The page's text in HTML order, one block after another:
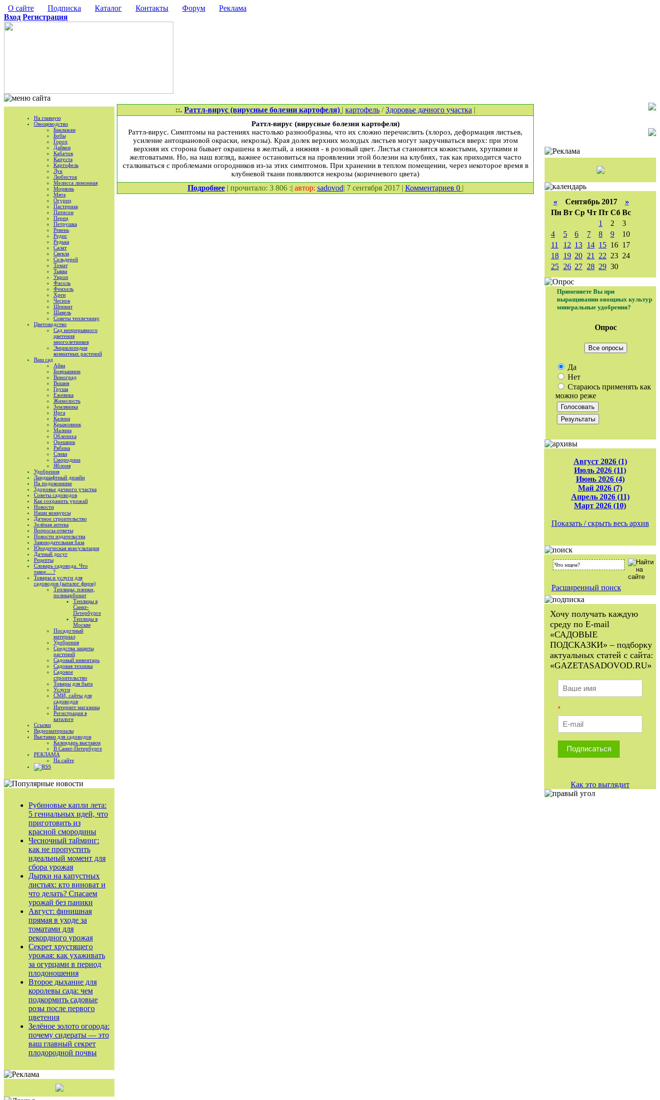
О сайте Подписка Каталог Контакты Форум
Реклама
Вход Регистрация
На главную
Овощеводство
Баклажан
Бобы
Горох
Дайкон
Кабачок
Капуста
Картофель
Лук
Любисток
Мелисса лимонная
Морковь
Мята
Огурец
Пастернак
Патисон
Перец
Петрушка
Ревень
Редис
Редька
Салат
Свекла
Сельдерей
Томат
Тыква
Укроп
Фасоль
Фенхель
Хрен
Чеснок
Шпинат
Шавель
Советы тепличнику
Цветоводство
Сад непрерывного
цветения
многолетников
Энциклопедия
комнатных растений
Ваш сад
Айва
Боярышник
Виноград
Вишня
Груша
Ежевика
Жимолость
Земляника
Ирга
Калина
Крыжовник
Малина
Облепиха
Орешник
Рябина
Слива
Смородина
Яблоня
Удобрения
Ландшафтный дизайн
На подоконнике
Здоровье дачного участка
Советы садоводов
Как сохранить урожай
Новости
Наши конкурсы
Дачное строительство
Зелёная аптека
Вопросы-ответы
Новости издательства
Законодательная база
Юридическая консультация
Дачный досуг
Рецепты
Словарь садовода. Что
такое… ?
Товары и услуги для
садоводов (каталог фирм)
Теплицы, пленки,
поликарбонат
Теплицы в
Санкт-
Петербурге
Теплицы в
Москве
Посадочный
материал
Удобрения
Средства защиты
растений
Садовый инвентарь
Садовая техника
Садовое
строительство
Товары для быта
Услуги
СМИ, сайты для
садоводов
Интернет магазины
Регистрация в
каталоге
Ссылки
Видеоматериалы
Выставки для садоводов
Календарь выставок
В Санкт-Петербурге
РЕКЛАМА
На сайте
RSS
Рубиновые капли лета:
5 гениальных идей, что
приготовить из
красной смородины
Чесночный тайминг:
как не пропустить
идеальный момент для
сбора урожая
Дырки на капустных
листьях: кто виноват и
что делать? Спасаем
урожай без паники
Август: финишная
прямая в уходе за
томатами для
рекордного урожая
Секрет хрустящего
урожая: как ухаживать
за огурцами в период
плодоношения
Второе дыхание для
королевы сада: чем
подкормить садовые
розы после первого
цветения
Зелёное золото огорода:
почему сидераты — это
ваш главный секрет
плодородной почвы
::. Раттл-вирус (вирусные болезни картофеля) | картофель /Здоровье дачного участка |
Раттл-вирус (вирусные болезни картофеля)
Раттл-вирус. Симптомы на растениях настолько разнообразны, что их сложно перечислить (хлороз, деформация листьев,
усиление антоциановой окраски, некрозы). Края долек верхних молодых листьев могут закручиваться вверх: при этом
верхняя их сторона бывает окрашена в желтый, а нижняя - в розовый цвет. Листья становятся кожистыми, хрупкими и
желтоватыми. Но, на наш взгляд, важнее остановиться на проявлении этой болезни на клубнях, так как приходится часто
сталкиваться с проблемами огородников из-за этих симптомов. При хранении в теплом помещении, через некоторое время в
клубневой ткани появляются некрозы (коричневого цвета)
Подробнее| прочитало: 3 806 :| автор: sadovod| 7 сентября 2017 | Комментариев 0 |
«Сентябрь 2017 »
Пн Вт Ср Чт Пт Сб Вс
1
2
3
4
5 6 7 8 9
10
11
12 13 14 15 16 17
18 19 20 21 22 23 24
25 26 27 28 29 30
Применяете Вы при
выращивании овощных культур
минеральные удобрения?
Опрос
Все опросы
Да
Нет
Стараюсь применять как
можно реже
Август 2026 (1)
Июль 2026 (11)
Июнь 2026 (4)
Май 2026 (7)
Апрель 2026 (11)
Март 2026 (10)
Показать / скрыть весь архив
Расширенный поиск
Хочу получать каждую
среду по E-mail
«САДОВЫЕ
ПОДСКАЗКИ» – подборку
актуальных статей с сайта:
«GAZETASADOVOD.RU»
*
Подписаться
Как это выглядит